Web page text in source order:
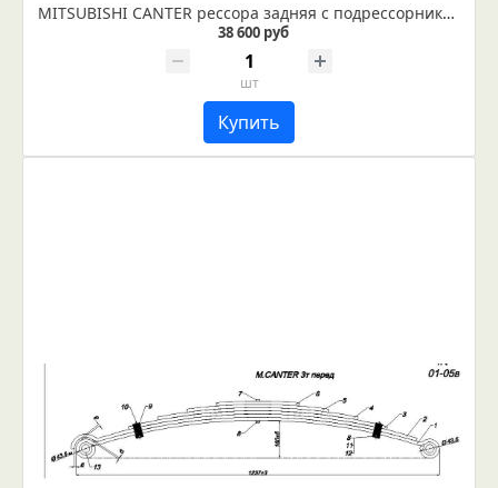
MITSUBISHI CANTER рессора задняя с подрессорником в сборе (Арт. IR 01-11в)
38 600 руб
шт
Купить